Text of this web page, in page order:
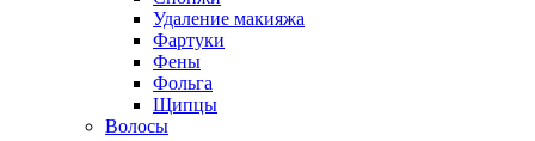
Удаление макияжа
Фартуки
Фены
Фольга
Щипцы
Волосы